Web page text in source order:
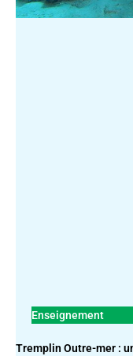
Enseignement
Tremplin Outre-mer :